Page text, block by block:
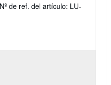
Nº de ref. del artículo: LU-